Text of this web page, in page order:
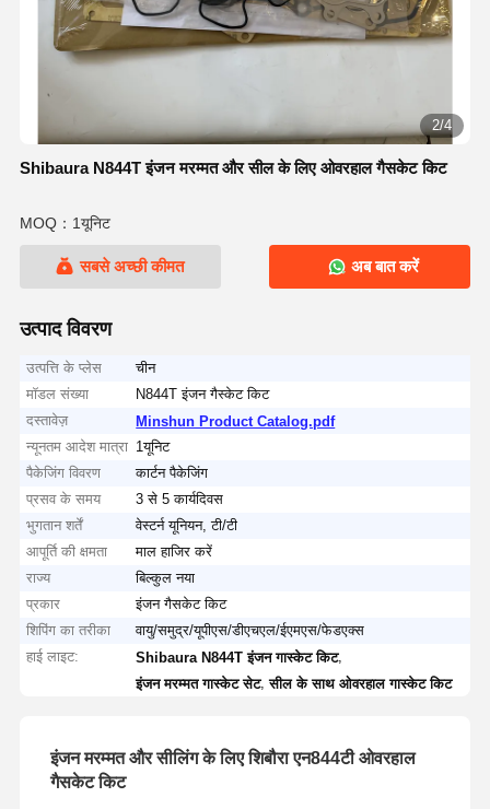
2/4
Shibaura N844T इंजन मरम्मत और सील के लिए ओवरहाल गैसकेट किट
MOQ：1यूनिट
सबसे अच्छी कीमत अब बात करें
उत्पाद विवरण
उत्पत्ति के प्लेस
चीन
मॉडल संख्या
N844T इंजन गैस्केट किट
दस्तावेज़
Minshun Product Catalog.pdf
न्यूनतम आदेश मात्रा 1यूनिट
पैकेजिंग विवरण
कार्टन पैकेजिंग
प्रसव के समय
3 से 5 कार्यदिवस
भुगतान शर्तें
वेस्टर्न यूनियन, टी/टी
आपूर्ति की क्षमता
माल हाजिर करें
राज्य
बिल्कुल नया
प्रकार
इंजन गैसकेट किट
शिपिंग का तरीका
वायु/समुद्र/यूपीएस/डीएचएल/ईएमएस/फेडएक्स
हाई लाइट:
Shibaura N844T इंजन गास्केट किट,
इंजन मरम्मत गास्केट सेट,सील के साथ ओवरहाल गास्केट किट
इंजन मरम्मत और सीलिंग के लिए शिबौरा एन844टी ओवरहाल
गैसकेट किट